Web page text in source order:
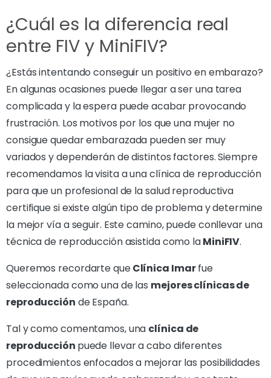
¿Cuál es la diferencia real
entre FIV y MiniFIV?
¿Estás intentando conseguir un positivo en embarazo?
En algunas ocasiones puede llegar a ser una tarea
complicada y la espera puede acabar provocando
frustración. Los motivos por los que una mujer no
consigue quedar embarazada pueden ser muy
variados y dependerán de distintos factores. Siempre
recomendamos la visita a una clínica de reproducción
para que un profesional de la salud reproductiva
certifique si existe algún tipo de problema y determine
la mejor vía a seguir. Este camino, puede conllevar una
técnica de reproducción asistida como laMiniFIV.
Queremos recordarte queClínica Imarfue
seleccionada como una de las mejores clínicas de
reproducción de España.
Tal y como comentamos, una clínica de
reproducción puede llevar a cabo diferentes
procedimientos enfocados a mejorar las posibilidades